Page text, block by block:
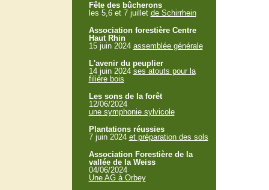
Fête des bûcherons
les 5,6 et 7 juillet de Schirrhein
Association forestière Centre
Haut Rhin
15 juin 2024 assemblée générale
L'avenir du peuplier
14 juin 2024 ses atouts pour la
filière bois
Les sons de la forêt
12/06/2024
une symphonie sylvicole
Plantations réussies
7 juin 2024 et préparation des sols
Association Forestière de la
vallée de la Weiss
04/06/2024
Une AG à Orbey